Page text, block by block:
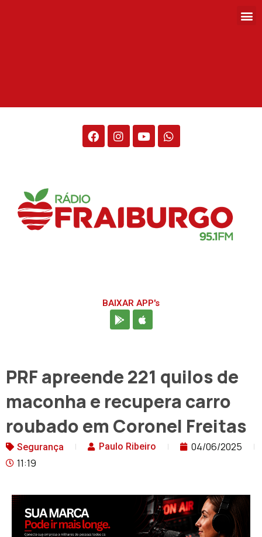
BAIXAR APP's
PRF apreende 221 quilos de
maconha e recupera carro
roubado em Coronel Freitas
Segurança Paulo Ribeiro
04/06/2025
11:19